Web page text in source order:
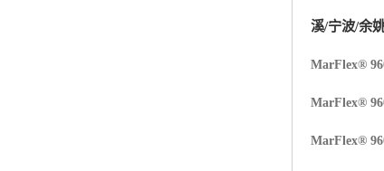
溪/宁波/余
MarFlex®
MarFlex®
MarFlex®